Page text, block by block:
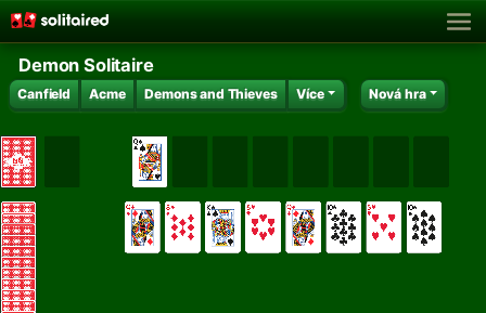
Demon Solitaire
Canfield Acme Demons and Thieves Více Nová hra